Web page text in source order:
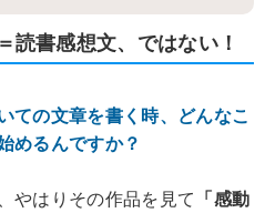
読書感想文、ではない！
の文章を書く時、どんなこ
めるんですか？
やはりその作品を見て
「感動